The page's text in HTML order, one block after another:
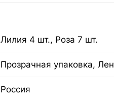
Лилия 4 шт., Роза 7 шт.
Прозрачная упаковка,
Россия